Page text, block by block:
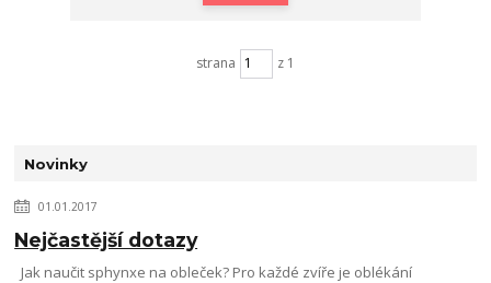
strana z 1
Novinky
01.01.2017
Nejčastější dotazy
Jak naučit sphynxe na obleček? Pro každé zvíře je oblékání